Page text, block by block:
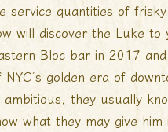
service quantities of
will discover the Luke to
Bloc bar in 2017
golden era of
they usually
what they may give